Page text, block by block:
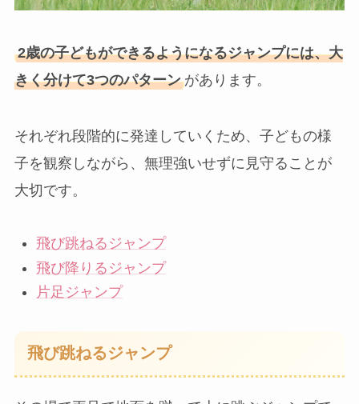
2歳の子どもができるようになるジャンプには、大
きく分けて3つのパターン があります。
それぞれ段階的に発達していくため、子どもの様
子を観察しながら、無理強いせずに見守ることが
大切です。
飛び跳ねるジャンプ
飛び降りるジャンプ
片足ジャンプ
飛び跳ねるジャンプ